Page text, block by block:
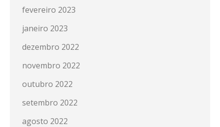
fevereiro 2023
janeiro 2023
dezembro 2022
novembro 2022
outubro 2022
setembro 2022
agosto 2022